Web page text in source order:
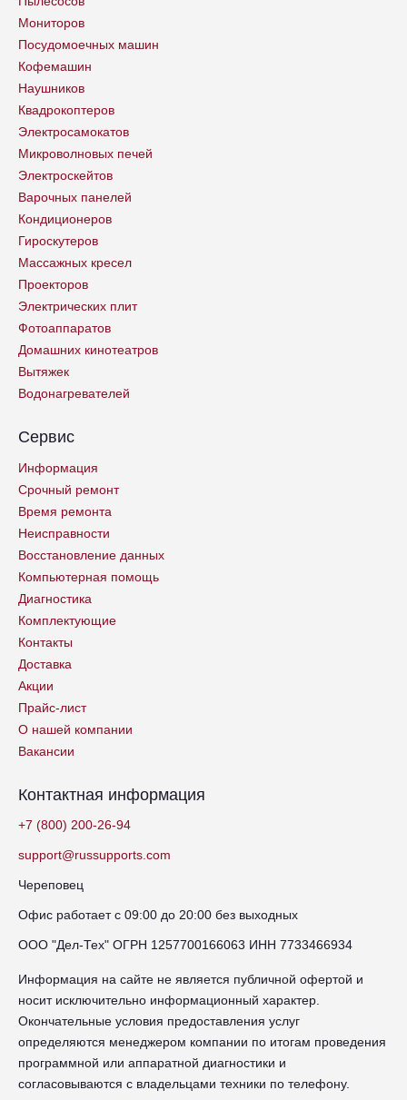
Мониторов
Посудомоечных машин
Кофемашин
Наушников
Квадрокоптеров
Электросамокатов
Микроволновых печей
Электроскейтов
Варочных панелей
Кондиционеров
Гироскутеров
Массажных кресел
Проекторов
Электрических плит
Фотоаппаратов
Домашних кинотеатров
Вытяжек
Водонагревателей
Сервис
Информация
Срочный ремонт
Время ремонта
Неисправности
Восстановление данных
Компьютерная помощь
Диагностика
Комплектующие
Контакты
Доставка
Акции
Прайс-лист
О нашей компании
Вакансии
Контактная информация
+7 (800) 200-26-94
support@russupports.com
Череповец
Офис работает с 09:00 до 20:00 без выходных
ООО "Дел-Тех" ОГРН 1257700166063 ИНН 7733466934
Информация на сайте не является публичной офертой и
носит исключительно информационный характер.
Окончательные условия предоставления услуг
определяются менеджером компании по итогам проведения
программной или аппаратной диагностики и
согласовываются с владельцами техники по телефону.